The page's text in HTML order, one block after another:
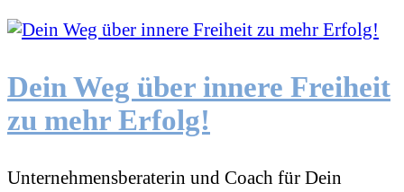
Dein Weg über innere Freiheit
zu mehr Erfolg!
Unternehmensberaterin und Coach für Dein